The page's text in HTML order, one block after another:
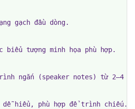
gạch đầu dòng.
biểu tượng minh họa phù hợp.
ngắn (speaker notes) từ 2–4
dễ hiểu, phù hợp để trình chiếu.